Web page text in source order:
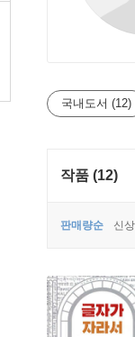
국내도서 (12)
작품 (12)
판매량순 신